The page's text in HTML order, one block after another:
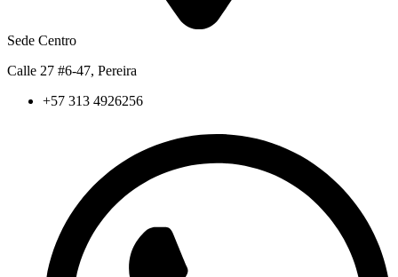
Sede Centro
Calle 27 #6-47, Pereira
+57 313 4926256